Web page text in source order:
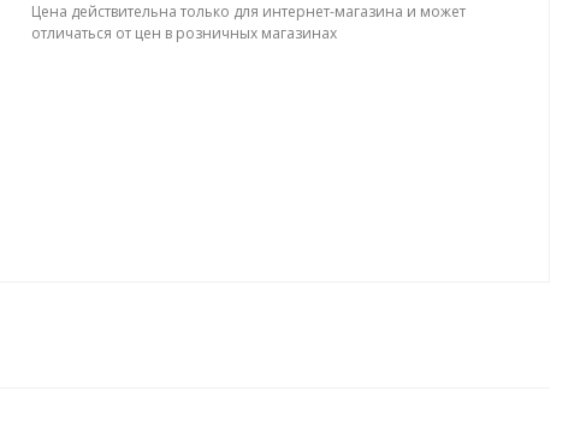
Цена действительна только для интернет-магазина и может
отличаться от цен в розничных магазинах